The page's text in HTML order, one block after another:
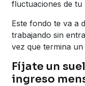
fluctuaciones de tu
Este fondo te va a
trabajando sin
vez que termina
Fíjate un
ingreso